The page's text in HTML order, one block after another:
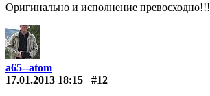
Оригинально и исполнение превосходно!!!
a65--atom
17.01.2013 18:15
#12